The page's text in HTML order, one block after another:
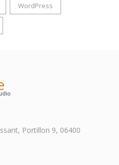
WordPress
Portillon 9, 06400